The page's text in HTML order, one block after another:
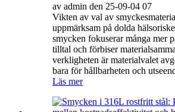
av admin den 25-09-04 07
Vikten av val av
uppmärksam på dolda
smycken fokuserar många mer
tilltal och förbiser
verkligheten är materialvalet
bara för hållbarheten och
Läs mer